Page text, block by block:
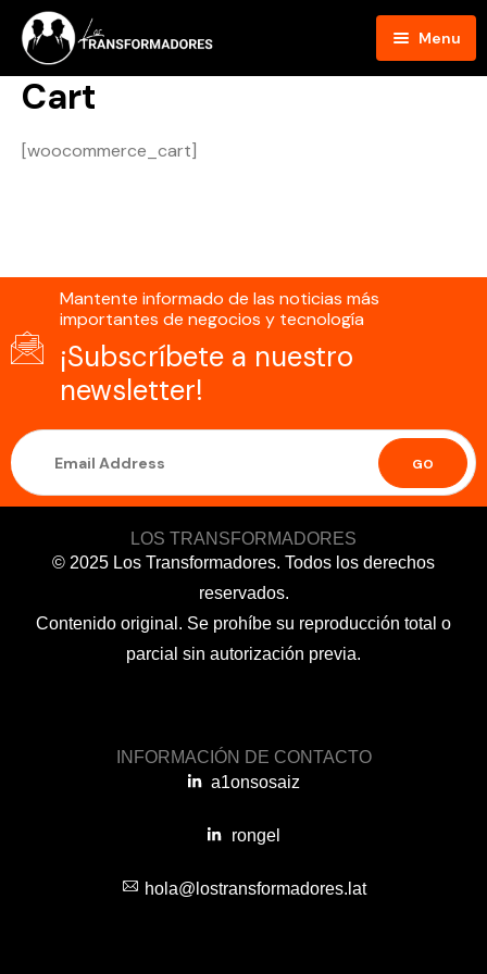
Menu
Contacto
Cart
[woocommerce_cart]
Mantente informado de las noticias más
importantes de negocios y tecnología
¡Subscríbete a nuestro
newsletter!
GO
LOS TRANSFORMADORES
© 2025 Los Transformadores. Todos los derechos
reservados.
Contenido original. Se prohíbe su reproducción total o
parcial sin autorización previa.
INFORMACIÓN DE CONTACTO
a1onsosaiz
rongel
hola@lostransformadores.lat